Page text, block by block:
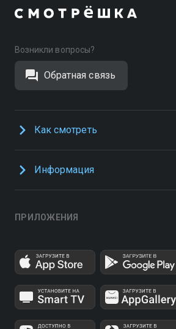
Возникли вопросы?
Обратная связь
Как смотреть
Информация
ПРИЛОЖЕНИЯ